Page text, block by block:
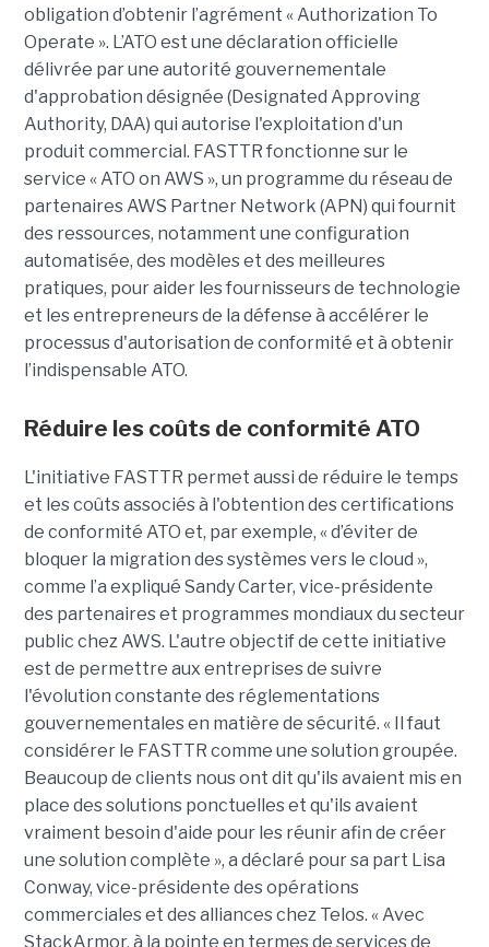
obligation d’obtenir l’agrément « Authorization To
Operate ». L’ATO est une déclaration officielle
délivrée par une autorité gouvernementale
d'approbation désignée (Designated Approving
Authority, DAA) qui autorise l'exploitation d'un
produit commercial. FASTTR fonctionne sur le
service « ATO on AWS », un programme du réseau de
partenaires AWS Partner Network (APN) qui fournit
des ressources, notamment une configuration
automatisée, des modèles et des meilleures
pratiques, pour aider les fournisseurs de technologie
et les entrepreneurs de la défense à accélérer le
processus d'autorisation de conformité et à obtenir
l’indispensable ATO.
Réduire les coûts de conformité ATO
L'initiative FASTTR permet aussi de réduire le temps
et les coûts associés à l'obtention des certifications
de conformité ATO et, par exemple, « d’éviter de
bloquer la migration des systèmes vers le cloud »,
comme l’a expliqué Sandy Carter, vice-présidente
des partenaires et programmes mondiaux du secteur
public chez AWS. L'autre objectif de cette initiative
est de permettre aux entreprises de suivre
l'évolution constante des réglementations
gouvernementales en matière de sécurité. « Il faut
considérer le FASTTR comme une solution groupée.
Beaucoup de clients nous ont dit qu'ils avaient mis en
place des solutions ponctuelles et qu'ils avaient
vraiment besoin d'aide pour les réunir afin de créer
une solution complète », a déclaré pour sa part Lisa
Conway, vice-présidente des opérations
commerciales et des alliances chez Telos. « Avec
StackArmor, à la pointe en termes de services de